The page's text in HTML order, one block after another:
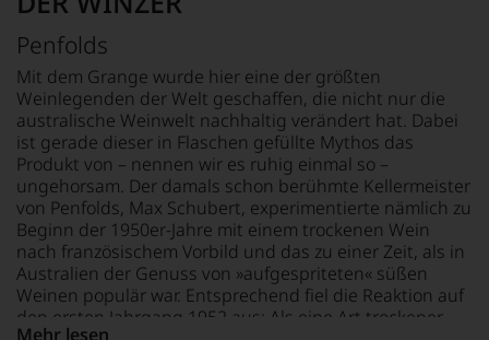
Fachpublikationen
unseren
Aussendungen
oder
in
unserem
Webshop,
um
zu
unterstreichen,
auf
welch
hohem
Niveau
18 °C
ALKOHOLGEHALT
14,5 % Vol.
GESCHMACK
trocken
Penfolds
Mit dem Grange wurde hier eine der größten
Weinlegenden der Welt geschaffen, die nicht nur die
australische Weinwelt nachhaltig verändert hat. Dabei
ist gerade dieser in Flaschen gefüllte Mythos das
Produkt von – nennen wir es ruhig einmal so –
ungehorsam. Der damals schon berühmte Kellermeister
von Penfolds, Max Schubert, experimentierte nämlich zu
Beginn der 1950er-Jahre mit einem trockenen Wein
nach französischem Vorbild und das zu einer Zeit, als in
Australien der Genuss von »aufgespriteten« süßen
Weinen populär war. Entsprechend fiel die Reaktion auf
den ersten Jahrgang 1952 aus: Als eine Art trockener
Mehr lesen